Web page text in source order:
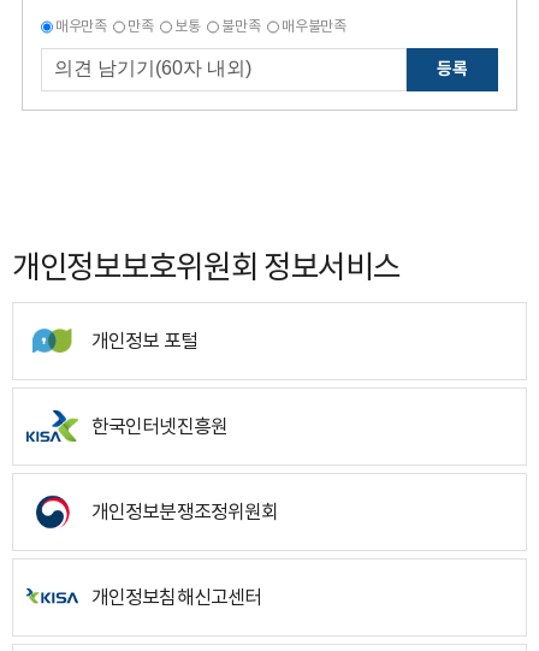
매우만족 만족 보통 불만족 매우불만족
등록
개인정보보호위원회 정보서비스
개인정보 포털
한국인터넷진흥원
개인정보분쟁조정위원회
개인정보침해신고센터